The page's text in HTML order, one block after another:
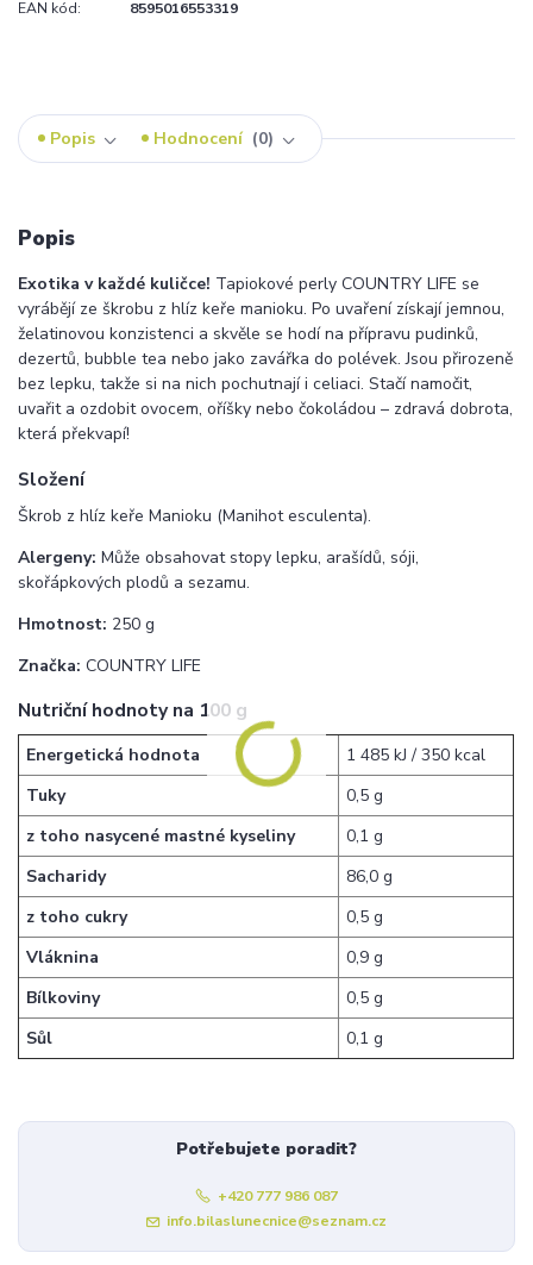
EAN kód: 8595016553319
Popis Hodnocení 0
Popis
Exotika v každé kuličce! Tapiokové perly COUNTRY LIFE se
vyrábějí ze škrobu z hlíz keře manioku. Po uvaření získají jemnou,
želatinovou konzistenci a skvěle se hodí na přípravu pudinků,
dezertů, bubble tea nebo jako zavářka do polévek. Jsou přirozeně
bez lepku, takže si na nich pochutnají i celiaci. Stačí namočit,
uvařit a ozdobit ovocem, oříšky nebo čokoládou – zdravá dobrota,
která překvapí!
Složení
Škrob z hlíz keře Manioku (Manihot esculenta).
Alergeny: Může obsahovat stopy lepku, arašídů, sóji,
skořápkových plodů a sezamu.
Hmotnost: 250 g
Značka: COUNTRY LIFE
Nutriční hodnoty na 100 g
Energetická hodnota
1 485 kJ / 350 kcal
Tuky
0,5 g
z toho nasycené mastné kyseliny
0,1 g
Sacharidy
86,0 g
z toho cukry
0,5 g
Vláknina
0,9 g
Bílkoviny
0,5 g
Sůl
0,1 g
Potřebujete poradit?
+420 777 986 087
info.bilaslunecnice@seznam.cz